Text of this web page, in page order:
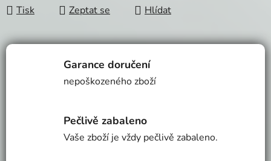
Tisk Zeptat se Hlídat
Garance doručení
nepoškozeného zboží
Pečlivě zabaleno
Vaše zboží je vždy pečlivě zabaleno.